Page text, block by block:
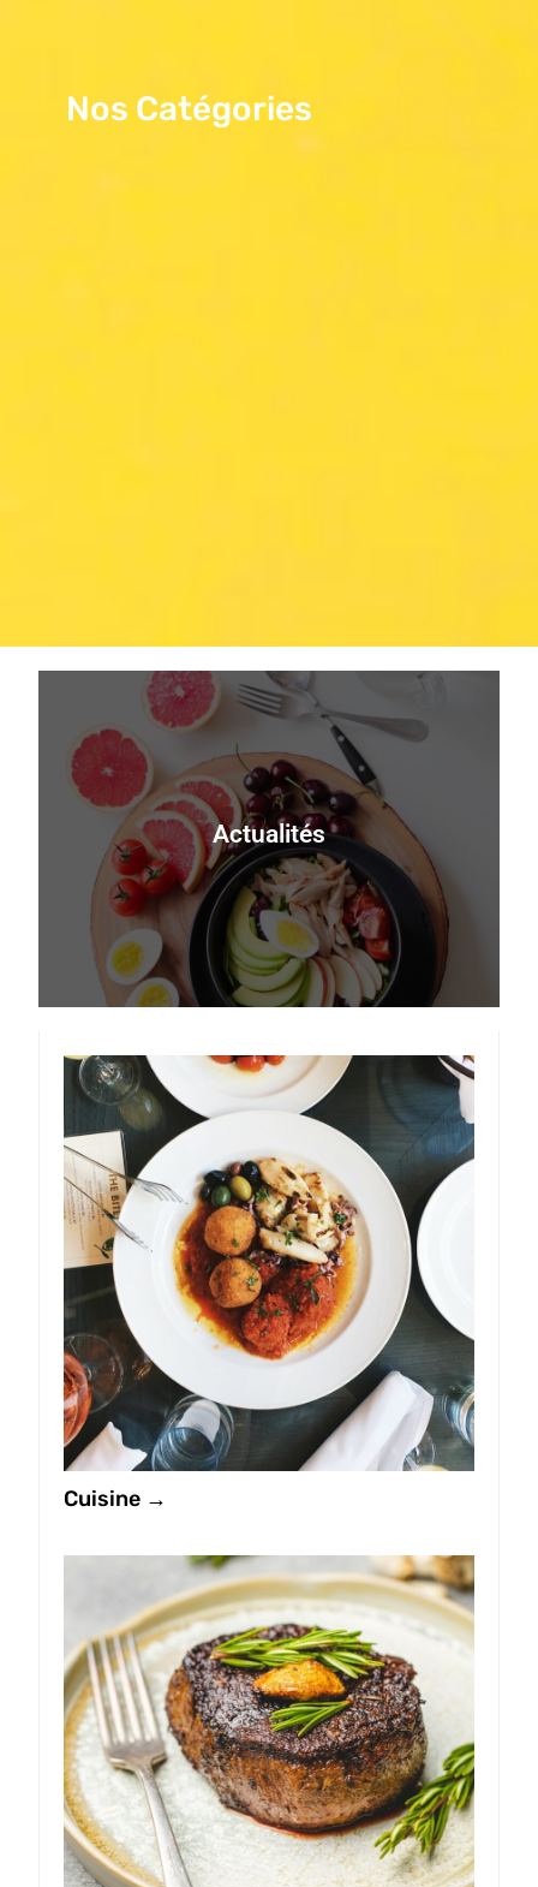
Nos Catégories
Actualités
Découvrez tous nos articles sur
l'actualité
Découvrer maintenant
Cuisine →